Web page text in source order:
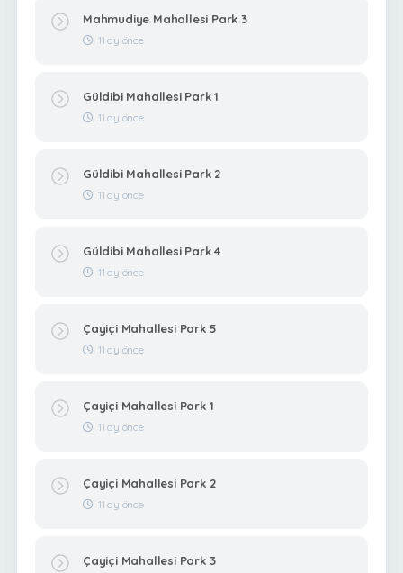
Mahmudiye Mahallesi Park 3
11 ay önce
Güldibi Mahallesi Park 1
11 ay önce
Güldibi Mahallesi Park 2
11 ay önce
Güldibi Mahallesi Park 4
11 ay önce
Çayiçi Mahallesi Park 5
11 ay önce
Çayiçi Mahallesi Park 1
11 ay önce
Çayiçi Mahallesi Park 2
11 ay önce
Çayiçi Mahallesi Park 3